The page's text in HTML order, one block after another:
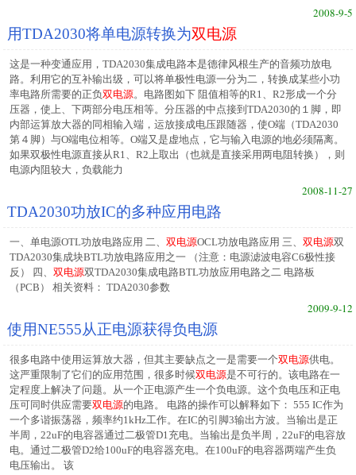
2008-9-5
用TDA2030将单电源转换为双电源
这是一种变通应用，TDA2030集成电路本是德律风根生产的音频功放电
路。利用它的互补输出级，可以将单极性电源一分为二，转换成某些小功
率电路所需要的正负双电源。电路图如下 阻值相等的R1、R2形成一个分
压器，使上、下两部分电压相等。分压器的中点接到TDA2030的１脚，即
内部运算放大器的同相输入端，运放接成电压跟随器，使O端（TDA2030
第４脚）与O端电位相等。O端又是虚地点，它与输入电源的地必须隔离。
如果双极性电源直接从R1、R2上取出（也就是直接采用两电阻转换），则
电源内阻较大，负载能力
2008-11-27
TDA2030功放IC的多种应用电路
一、单电源OTL功放电路应用 二、双电源OCL功放电路应用 三、双电源双
TDA2030集成块BTL功放电路应用之一 （注意：电源滤波电容C6极性接
反） 四、双电源双TDA2030集成电路BTL功放应用电路之二 电路板
（PCB） 相关资料： TDA2030参数
2009-9-12
使用NE555从正电源获得负电源
很多电路中使用运算放大器，但其主要缺点之一是需要一个双电源供电。
这严重限制了它们的应用范围，很多时候双电源是不可行的。该电路在一
定程度上解决了问题。从一个正电源产生一个负电源。这个负电压和正电
压可同时供应需要双电源的电路。 电路的操作可以解释如下： 555 IC作为
一个多谐振荡器，频率约1kHz工作。在IC的引脚3输出方波。当输出是正
半周，22uF的电容器通过二极管D1充电。当输出是负半周，22uF的电容放
电。通过二极管D2给100uF的电容器充电。在100uF的电容器两端产生负
电压输出。 该